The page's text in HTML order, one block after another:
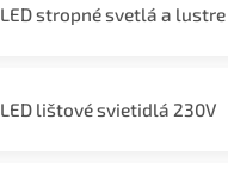
LED stropné svetlá a lustre
LED lištové svietidlá 230V